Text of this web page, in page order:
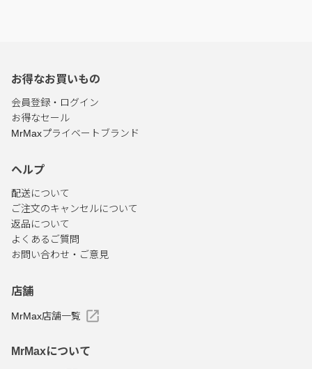
お得なお買いもの
会員登録・ログイン
お得なセール
MrMaxプライベートブランド
ヘルプ
配送について
ご注文のキャンセルについて
返品について
よくあるご質問
お問い合わせ・ご意見
店舗
MrMax店舗一覧
MrMaxについて